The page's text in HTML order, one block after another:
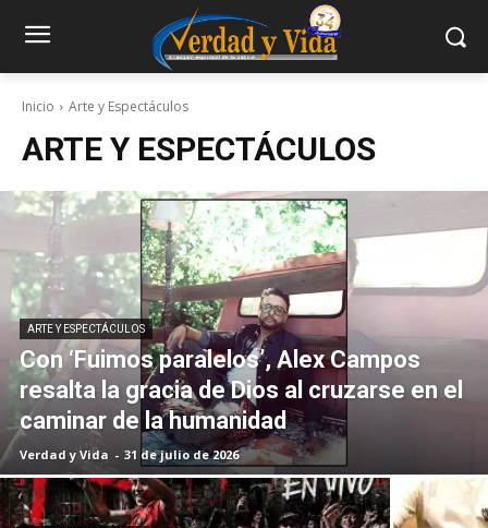
Inicio Arte y Espectáculos
ARTE Y ESPECTÁCULOS
ARTE Y ESPECTÁCULOS
Con ‘Fuimos paralelos’, Alex Campos
resalta la gracia de Dios al cruzarse en el
caminar de la humanidad
Verdad y Vida - 31 de julio de 2026